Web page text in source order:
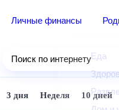
Личные финансы
Еда
Поиск по интернету
3 дня Неделя 10